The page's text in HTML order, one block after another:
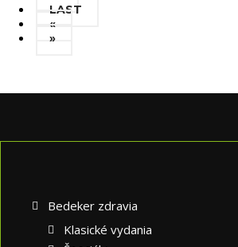
LAST
«
»
Bedeker zdravia
Klasické vydania